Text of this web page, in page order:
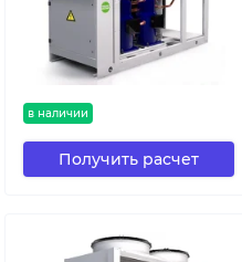
в наличии
Получить расчет